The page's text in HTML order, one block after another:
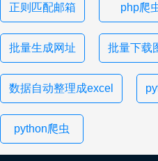
正则匹配邮箱 php爬
批量生成网址 批量下载
数据自动整理成excel
python爬虫